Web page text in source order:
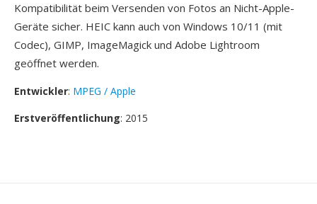
Kompatibilität beim Versenden von Fotos an Nicht-Apple-
Geräte sicher. HEIC kann auch von Windows 10/11 (mit
Codec), GIMP, ImageMagick und Adobe Lightroom
geöffnet werden.
Entwickler: MPEG / Apple
Erstveröffentlichung: 2015